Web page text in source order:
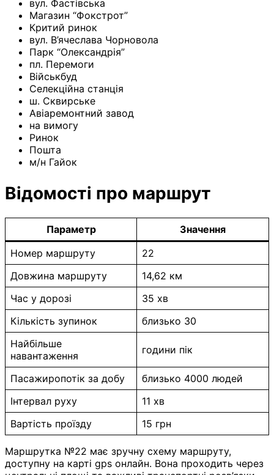
вул. Фастівська
Магазин “Фокстрот”
Критий ринок
вул. В’ячеслава Чорновола
Парк “Олександрія”
пл. Перемоги
Військбуд
Селекційна станція
ш. Сквирське
Авіаремонтний завод
на вимогу
Ринок
Пошта
м/н Гайок
Відомості про маршрут
Параметр
Значення
Номер маршруту
22
Довжина маршруту
14,62 км
Час у дорозі
35 хв
Кількість зупинок
близько 30
Найбільше
навантаження
години пік
Пасажиропотік за добу
близько 4000 людей
Інтервал руху
11 хв
Вартість проїзду
15 грн
Маршрутка №22 має зручну схему маршруту,
доступну на карті gps онлайн. Вона проходить через